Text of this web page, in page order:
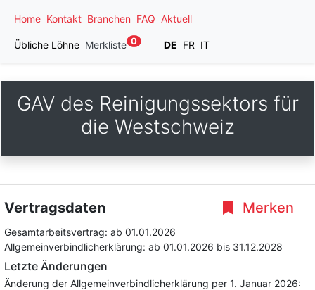
Home Kontakt Branchen FAQ Aktuell
Übliche Löhne Merkliste 0 DE FR IT
GAV des Reinigungssektors für
die Westschweiz
Merken
Vertragsdaten
Gesamtarbeitsvertrag: ab 01.01.2026
Allgemeinverbindlicherklärung: ab 01.01.2026 bis 31.12.2028
Letzte Änderungen
Änderung der Allgemeinverbindlicherklärung per 1. Januar 2026: